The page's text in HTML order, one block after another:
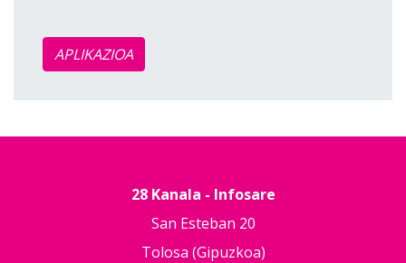
APLIKAZIOA
28 Kanala - Infosare
San Esteban 20
Tolosa (Gipuzkoa)